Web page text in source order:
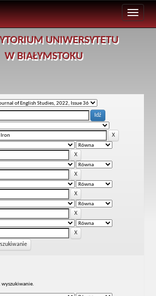
UNIWERSYTETU
W BIAŁYMSTOKU
wyszukiwanie.